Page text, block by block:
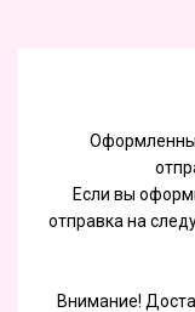
Если вы
отправка на
Внимание!